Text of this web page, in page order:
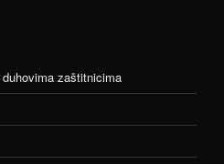
zaštitnicima